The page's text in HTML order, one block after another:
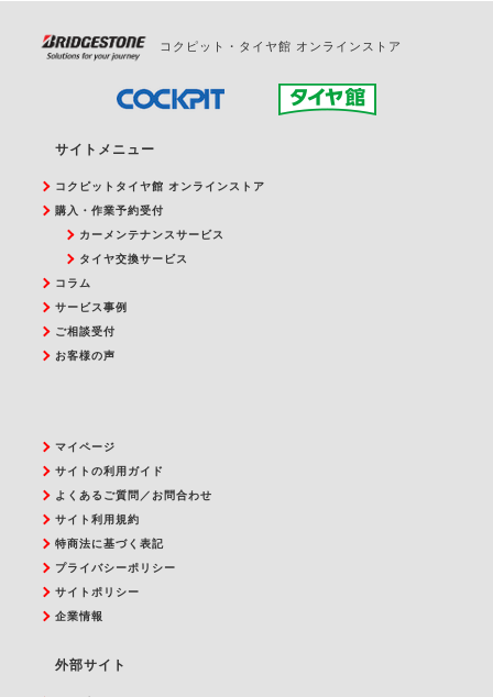
コクピット・タイヤ館 オンラインストア
サイトメニュー
コクピットタイヤ館 オンラインストア
購入・作業予約受付
カーメンテナンスサービス
タイヤ交換サービス
コラム
サービス事例
ご相談受付
お客様の声
マイページ
サイトの利用ガイド
よくあるご質問／お問合わせ
サイト利用規約
特商法に基づく表記
プライバシーポリシー
サイトポリシー
企業情報
外部サイト